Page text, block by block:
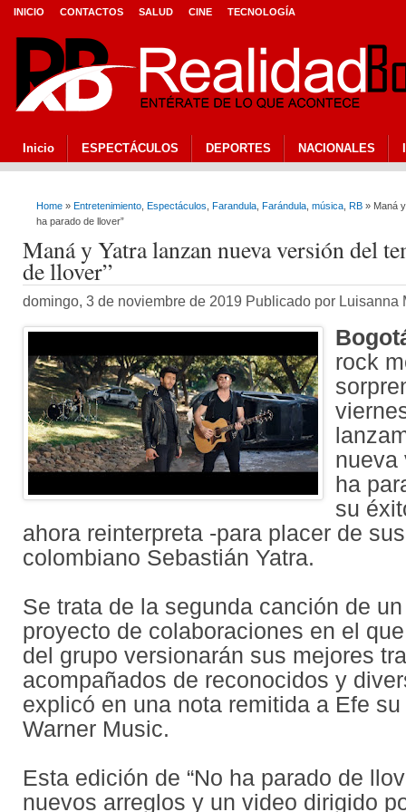
INICIO CONTACTOS SALUD CINE TECNOLOGÍA
Inicio ESPECTÁCULOS DEPORTES NACIONALES
Home » Entretenimiento Espectáculos Farandula Farándula música RB » Maná
ha parado de llover”
Maná y Yatra lanzan nueva versión del
de llover”
domingo, 3 de noviembre de 2019 Publicado por Luisanna
rock
nueva
ha
su
ahora reinterpreta -para placer de
colombiano Sebastián Yatra.
Se trata de la segunda canción de un
proyecto de colaboraciones en el
del grupo versionarán sus mejores
acompañados de reconocidos y
explicó en una nota remitida a Efe
Warner Music.
Esta edición de “No ha parado de
nuevos arreglos y un video dirigido